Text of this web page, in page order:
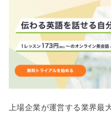
上場企業が運営する業界最